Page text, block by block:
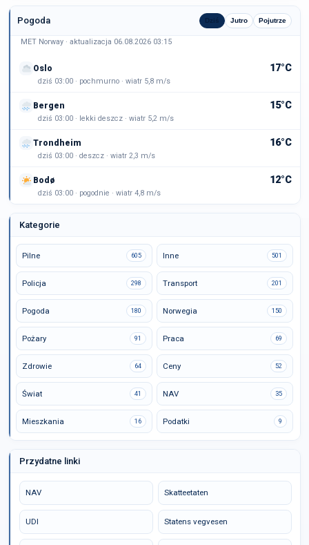
Pogoda Dziś Jutro Pojutrze
MET Norway · aktualizacja 06.08.2026 03:15
Oslo 17°C
dziś 03:00 · pochmurno · wiatr 5,8 m/s
Bergen 15°C
dziś 03:00 · lekki deszcz · wiatr 5,2 m/s
Trondheim 16°C
dziś 03:00 · deszcz · wiatr 2,3 m/s
Bodø 12°C
dziś 03:00 · pogodnie · wiatr 4,8 m/s
Kategorie
Pilne 605 Inne 501
Policja 298 Transport 201
Pogoda 180 Norwegia 150
Pożary 91 Praca 69
Zdrowie 64 Ceny 52
Świat 41 NAV 35
Mieszkania 16 Podatki 9
Przydatne linki
NAV Skatteetaten
UDI Statens vegvesen